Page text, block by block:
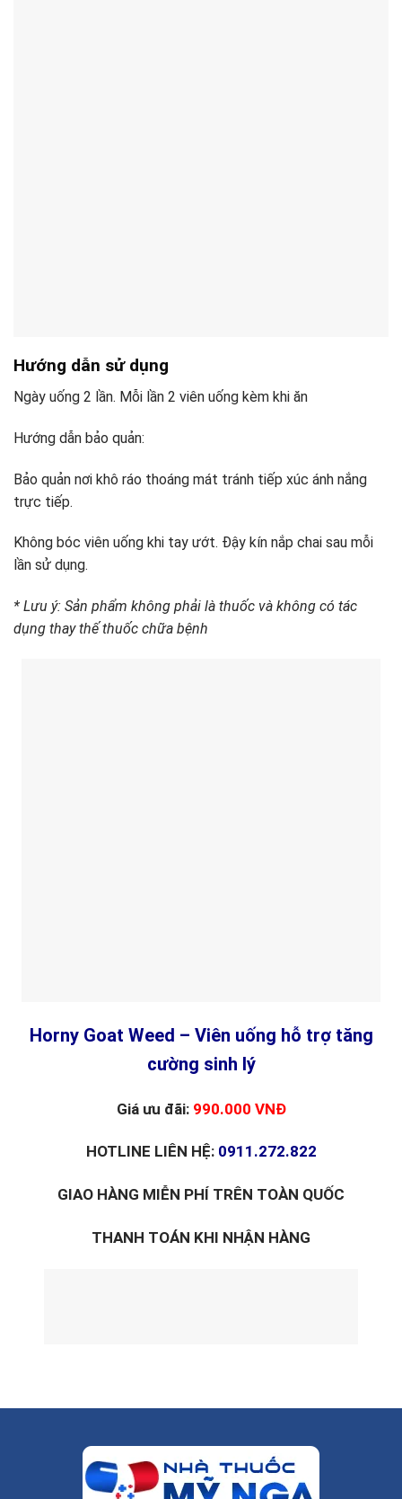
Hướng dẫn sử dụng
Ngày uống 2 lần. Mỗi lần 2 viên uống kèm khi ăn
Hướng dẫn bảo quản:
Bảo quản nơi khô ráo thoáng mát tránh tiếp xúc ánh nắng
trực tiếp.
Không bóc viên uống khi tay ướt. Đậy kín nắp chai sau mỗi
lần sử dụng.
* Lưu ý: Sản phẩm không phải là thuốc và không có tác
dụng thay thế thuốc chữa bệnh
Horny Goat Weed – Viên uống hỗ trợ tăng
cường sinh lý
Giá ưu đãi: 990.000 VNĐ
HOTLINE LIÊN HỆ: 0911.272.822
GIAO HÀNG MIỄN PHÍ TRÊN TOÀN QUỐC
THANH TOÁN KHI NHẬN HÀNG